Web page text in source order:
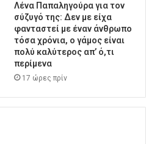
Λένα Παπαληγούρα για τον
σύζυγό της: Δεν με είχα
φανταστεί με έναν άνθρωπο
τόσα χρόνια, ο γάμος είναι
πολύ καλύτερος απ’ ό,τι
περίμενα
17 ώρες πρίν